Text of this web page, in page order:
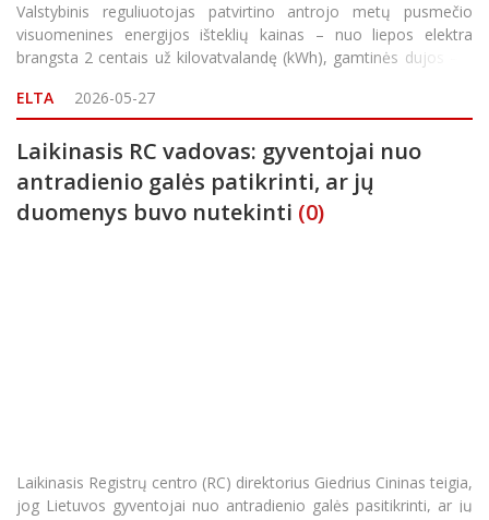
Valstybinis reguliuotojas patvirtino antrojo metų pusmečio
visuomenines energijos išteklių kainas – nuo liepos elektra
brangsta 2 centais už kilovatvalandę (kWh), gamtinės dujos – 4
reguliavimo taryba (VERT) patvi
ELTA 2026-05-27
Laikinasis RC vadovas: gyventojai nuo
antradienio galės patikrinti, ar jų
duomenys buvo nutekinti (0)
Laikinasis Registrų centro (RC) direktorius Giedrius Cininas teigia,
jog Lietuvos gyventojai nuo antradienio galės pasitikrinti, ar jų